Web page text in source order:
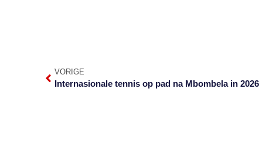
VORIGE
Internasionale tennis op pad na Mbombela in 2026